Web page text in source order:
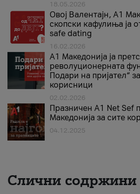
18.05.2026
Овој Валентајн, A1
скопски кафулиња ја
safe dating
16.02.2026
А1 Македонија ја
револуционерната
Подари на пријател“
корисници
02.02.2026
Празничен A1 Net Sеf
Македонија за сите
04.12.2025
Слични содржини